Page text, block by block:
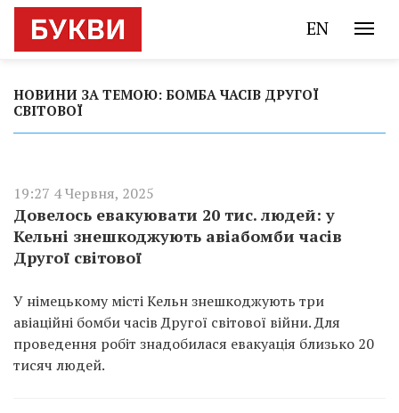
EN
НОВИНИ ЗА ТЕМОЮ: БОМБА ЧАСІВ ДРУГОЇ
СВІТОВОЇ
19:27 4 Червня, 2025
Довелось евакуювати 20 тис. людей: у
Кельні знешкоджують авіабомби часів
Другої світової
У німецькому місті Кельн знешкоджують три
авіаційні бомби часів Другої світової війни. Для
проведення робіт знадобилася евакуація близько 20
тисяч людей.